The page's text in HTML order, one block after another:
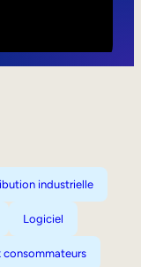
industrielle
Logiciel
consommateurs